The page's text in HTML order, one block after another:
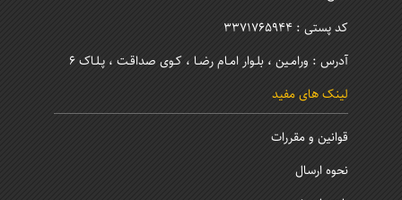
کد پستی : 3371765944
آدرس : ورامـین ، بلـوار امـام رضـا ، کـوی صداقـت ، پـلـاک 6
لینک های مفید
قوانین و مقررات
نحوه ارسال